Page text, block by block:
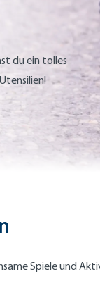
du ein tolles
Spiele und